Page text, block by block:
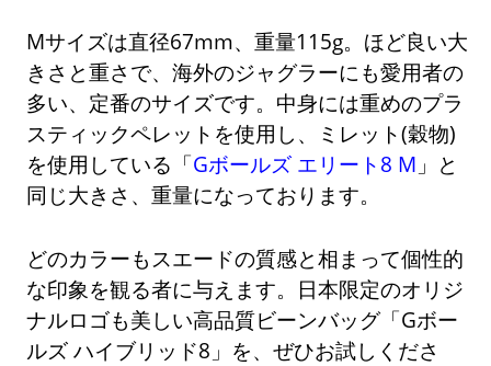
Mサイズは直径67mm、重量115g。ほど良い大
きさと重さで、海外のジャグラーにも愛用者の
多い、定番のサイズです。中身には重めのプラ
スティックペレットを使用し、ミレット(穀物)
を使用している「Gボールズ エリート8 M 」と
同じ大きさ、重量になっております。
どのカラーもスエードの質感と相まって個性的
な印象を観る者に与えます。日本限定のオリジ
ナルロゴも美しい高品質ビーンバッグ「Gボー
ルズ ハイブリッド8」を、ぜひお試しくださ